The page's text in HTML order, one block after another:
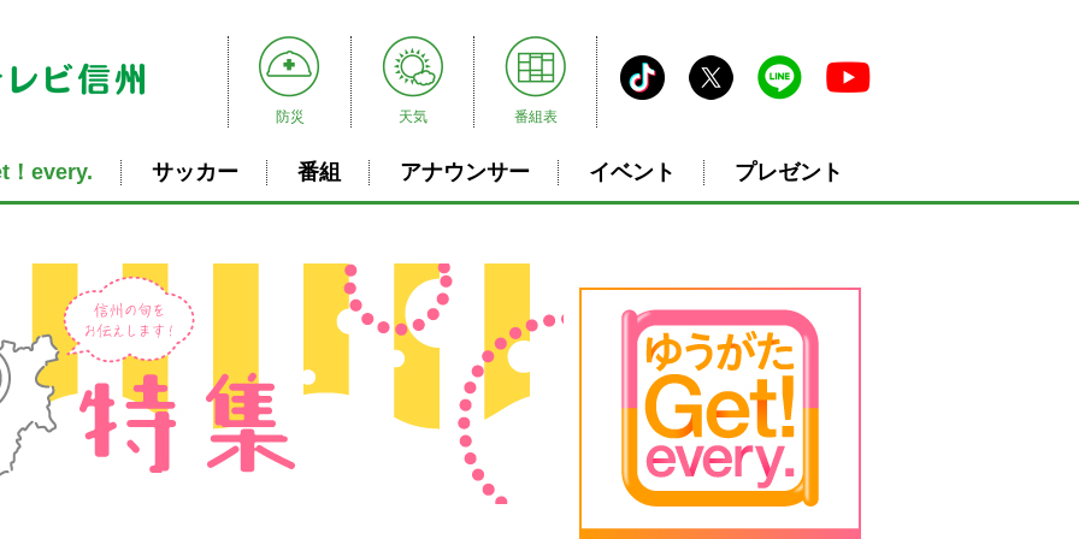
防災 天気 番組表
！every. サッカー 番組 アナウンサー イベント プレゼント